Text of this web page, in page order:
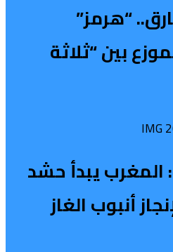
“هرمز”
بين “ثلاثة
يبدأ حشد
أنبوب الغاز